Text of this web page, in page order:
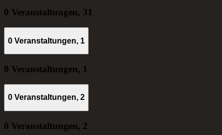
0 Veranstaltungen, 31
0 Veranstaltungen, 1
0 Veranstaltungen, 1
0 Veranstaltungen, 2
0 Veranstaltungen, 2